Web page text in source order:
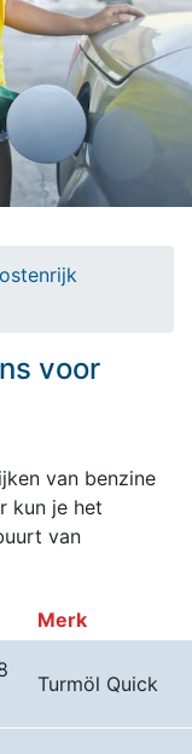
voor
van benzine
kun je het
van
Merk
Turmöl Quick